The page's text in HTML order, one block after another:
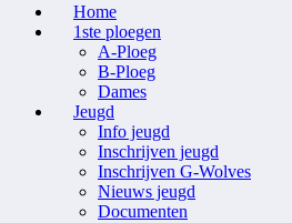
Home
1ste ploegen
A-Ploeg
B-Ploeg
Dames
Jeugd
Info jeugd
Inschrijven jeugd
Inschrijven G-Wolves
Nieuws jeugd
Documenten